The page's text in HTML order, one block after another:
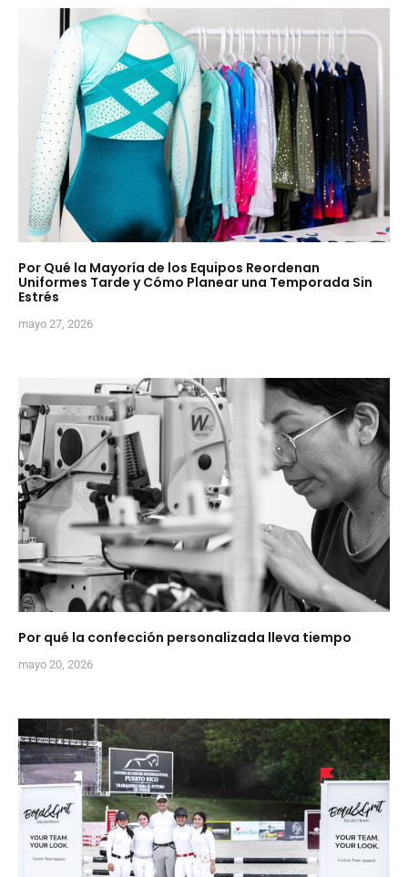
Por Qué la Mayoría de los Equipos Reordenan
Uniformes Tarde y Cómo Planear una Temporada Sin
Estrés
mayo 27, 2026
Por qué la confección personalizada lleva tiempo
mayo 20, 2026